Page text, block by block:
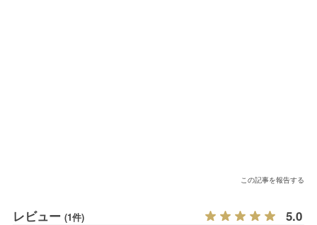
この記事を報告する
レビュー (1件) 5.0